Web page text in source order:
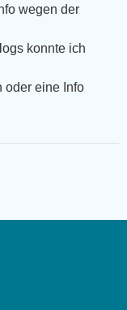
wegen der
konnte ich
oder eine Info